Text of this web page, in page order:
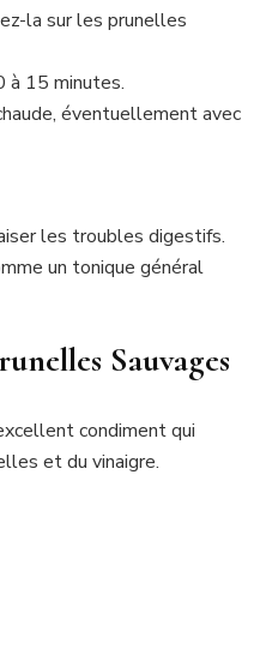
la sur les prunelles
à 15 minutes.
éventuellement avec
les troubles digestifs.
un tonique général
Sauvages
condiment qui
et du vinaigre.